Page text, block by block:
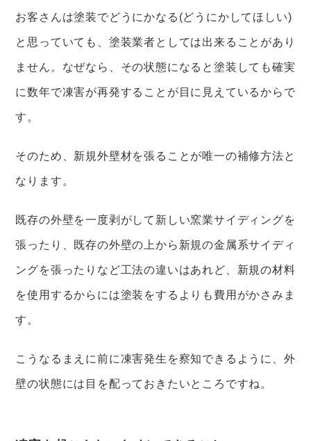
お客さんは塗装でどうにかなる(どうにかしてほしい)
と思っていても、塗装業者としては出来ることがあり
ません。なぜなら、その状態になると塗装しても確実
に数年で凍害が再発することが目に見えているからで
す。
そのため、新規外壁材を張ることが唯一の補修方法と
なります。
既存の外壁を一度剥がして新しい窯業サイディングを
張ったり、既存の外壁の上から新規の金属系サイディ
ングを張ったりなど工法の違いはあれど、新規の材料
を使用するからには塗装をするよりも費用がかさみま
す。
こうなるまえに前に凍害発生を察知できるように、外
壁の状態には目を配っておきたいところですね。